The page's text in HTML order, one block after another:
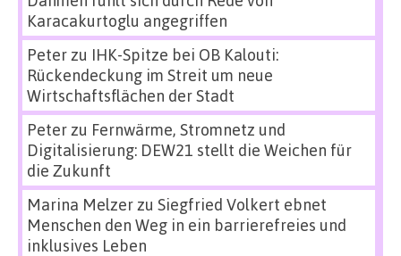
Karacakurtoglu angegriffen
Peterzu IHK-Spitze bei OB Kalouti:
Rückendeckung im Streit um neue
Wirtschaftsflächen der Stadt
Peterzu Fernwärme, Stromnetz und
Digitalisierung: DEW21 stellt die Weichen für
die Zukunft
Marina Melzerzu Siegfried Volkert ebnet
Menschen den Weg in ein barrierefreies und
inklusives Leben